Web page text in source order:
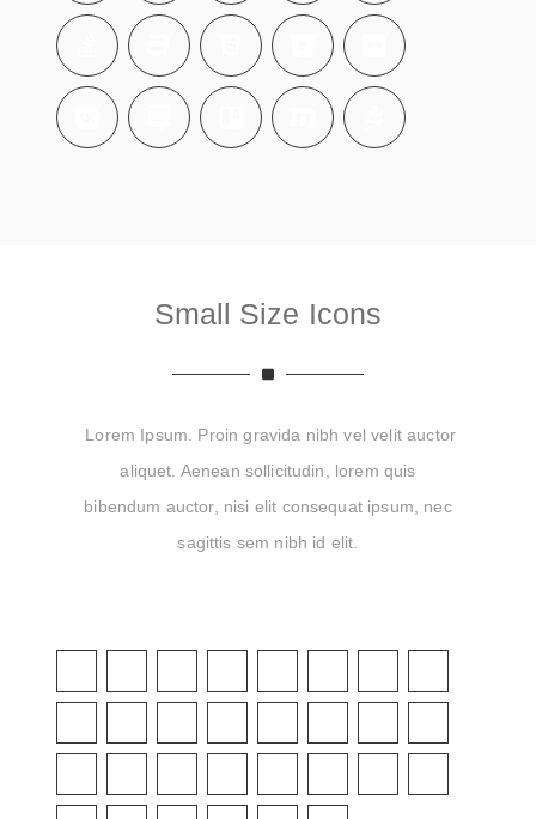
Small Size Icons
Lorem Ipsum. Proin gravida nibh vel velit auctor
aliquet. Aenean sollicitudin, lorem quis
bibendum auctor, nisi elit consequat ipsum, nec
sagittis sem nibh id elit.